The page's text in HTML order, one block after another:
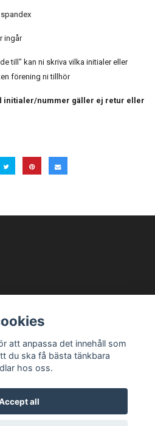
spandex
ingår
till" kan ni skriva vilka initialer eller
förening ni tillhör
initialer/nummer gäller ej retur eller
Prenumerera
att anpassa det innehåll som
du ska få bästa tänkbara
hos oss.
all